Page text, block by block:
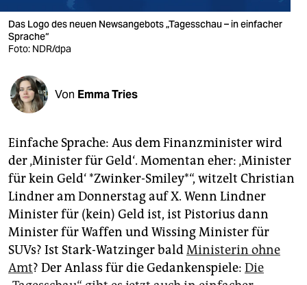
verlag
verlag
shop
fragen & hilfe
unterstützen
abo
genossenschaft
epaper login
Das Logo des neuen Newsangebots „Tagesschau – in einfacher
Sprache“
Foto: NDR/dpa
Von Emma Tries
Einfache Sprache: Aus dem Finanzminister wird
der ‚Minister für Geld‘. Momentan eher: ‚Minister
für kein Geld‘ *Zwinker-Smiley*“, witzelt Christian
Lindner am Donnerstag auf X. Wenn Lindner
Minister für (kein) Geld ist, ist Pistorius dann
Minister für Waffen und Wissing Minister für
SUVs? Ist Stark-Watzinger baldMinisterin ohne
Amt? Der Anlass für die Gedankenspiele: Die